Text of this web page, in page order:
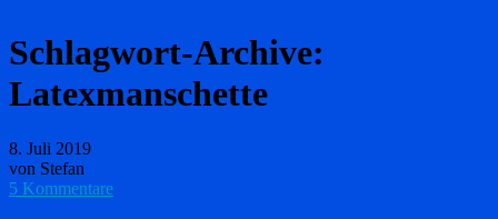
Schlagwort-Archive:
Latexmanschette
8. Juli 2019
von Stefan
5 Kommentare